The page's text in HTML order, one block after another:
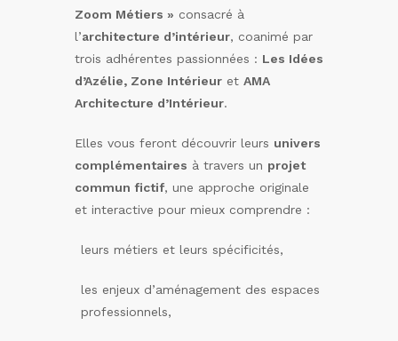
Zoom Métiers » consacré à
l’architecture d’intérieur, coanimé par
trois adhérentes passionnées : Les Idées
d’Azélie, Zone Intérieur et AMA
Architecture d’Intérieur.
Elles vous feront découvrir leurs univers
complémentaires à travers un projet
commun fictif, une approche originale
et interactive pour mieux comprendre :
leurs métiers et leurs spécificités,
les enjeux d’aménagement des espaces
professionnels,